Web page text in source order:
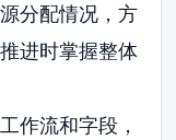
分配情况，方
进时掌握整体
作流和字段，